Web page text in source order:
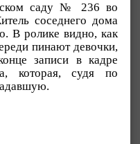
саду № 236 во
соседнего дома
В ролике видно, как
пинают девочки,
записи в кадре
которая, судя по